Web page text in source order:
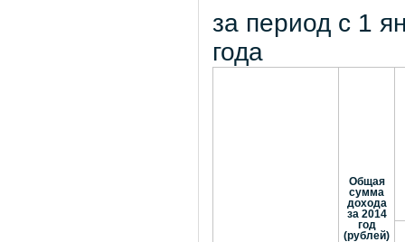
за период с 1
года
Общая
сумма
дохода
за 2014
год
(рублей)